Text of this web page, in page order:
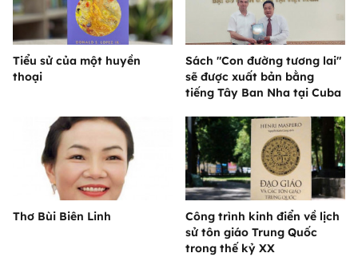
Tiểu sử của một huyền
thoại
Sách "Con đường tương lai"
sẽ được xuất bản bằng
tiếng Tây Ban Nha tại Cuba
Thơ Bùi Biên Linh
Công trình kinh điển về lịch
sử tôn giáo Trung Quốc
trong thế kỷ XX